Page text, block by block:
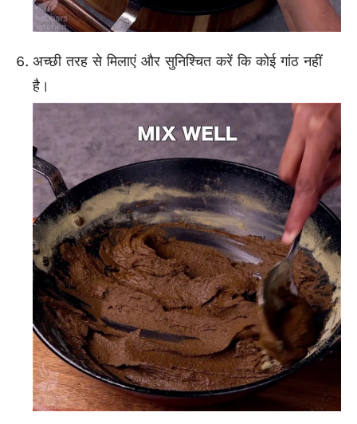
अच्छी तरह से मिलाएं और सुनिश्चित करें कि कोई गांठ नहीं
है।